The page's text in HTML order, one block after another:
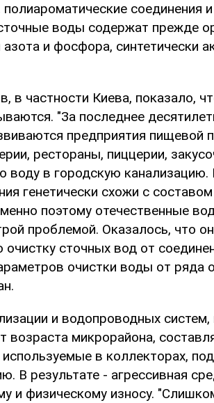
соединения
воды содержат прежде
азота и фосфора, синтетически
в частности Киева, показало,
"За последнее
предприятия пищевой
рестораны, пиццерии,
воду в городскую канализацию.
генетически схожи с
поэтому отечественные
проблемой. Оказалось, что
очистку сточных вод от
очистки воды от ряда
и водопроводных
возраста микрорайона,
в коллекторах,
В результате - агрессивная
и физическому износу.